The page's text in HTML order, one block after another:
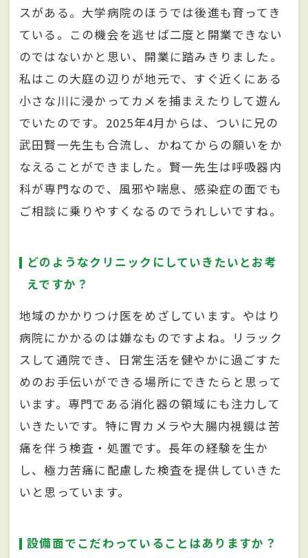
スがある。大学病院のほうでは後進も育ってき
ている。この機会を逃せば二度と開業できない
のではないかと思い、開業に踏みきりました。
私はこの大庭の辺りが地元で、すぐ近くにある
小さな川に浸かってカメを捕まえたりして遊ん
でいたのです。2025年4月からは、ついに兄の
武田賢一先生も合流し、かねてからの願いをか
なえることができました。賢一先生は呼吸器内
科が専門なので、風邪や喘息、感染症の面でも
ご相談に乗りやすくなるのでうれしいですね。
どのようなクリニックにしていきたいとお考
えですか？
地域のかかりつけ医をめざしています。やはり
病院にかかるのは嫌なものですよね。リラック
スして通院でき、日常生活を健やかに過ごすた
めのお手伝いができる場所にできたらと思って
います。専門である消化器の領域にも注力して
いきたいです。特に胃カメラや大腸内視鏡は苦
痛を伴う検査・処置です。長年の経験を生か
し、極力苦痛に配慮した検査を提供していきた
いと思っています。
設備面でこだわっていることはありますか？